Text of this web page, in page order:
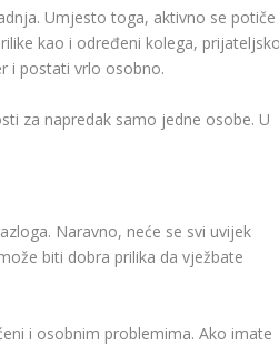
Umjesto toga, aktivno se potiče
kao i određeni kolega,
i postati vrlo osobno.
za napredak samo jedne osobe. U
Naravno, neće se svi uvijek
biti dobra prilika da vježbate
i osobnim problemima. Ako imate